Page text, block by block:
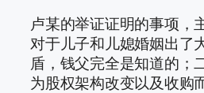
卢某的举证证明的事项，
对于儿子和儿媳婚姻出了
盾，钱父完全是知道的；
为股权架构改变以及收购